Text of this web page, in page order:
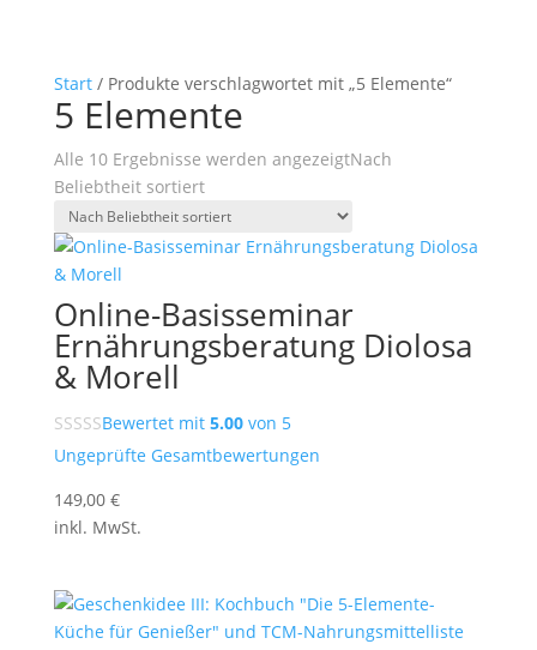
Start/ Produkte verschlagwortet mit „5 Elemente“
5 Elemente
Alle 10 Ergebnisse werden angezeigtNach
Beliebtheit sortiert
Online-Basisseminar
Ernährungsberatung Diolosa
& Morell
Bewertet mit 5.00von 5
Ungeprüfte Gesamtbewertungen
149,00 €
inkl. MwSt.